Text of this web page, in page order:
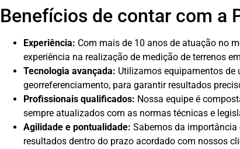
Benefícios de contar com a
Experiência: Com mais de 10 anos de atuação no
experiência na realização de medição de terrenos
Tecnologia avançada: Utilizamos equipamentos de
georreferenciamento, para garantir resultados
Profissionais qualificados: Nossa equipe é
sempre atualizados com as normas técnicas e
Agilidade e pontualidade: Sabemos da importância
resultados dentro do prazo acordado com nossos